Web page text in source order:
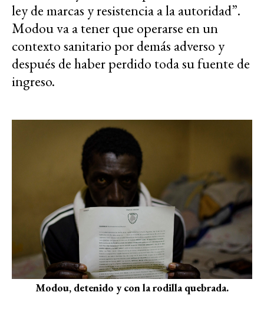
ley de marcas y resistencia a la autoridad”.
Modou va a tener que operarse en un
contexto sanitario por demás adverso y
después de haber perdido toda su fuente de
ingreso.
Modou, detenido y con la rodilla quebrada.